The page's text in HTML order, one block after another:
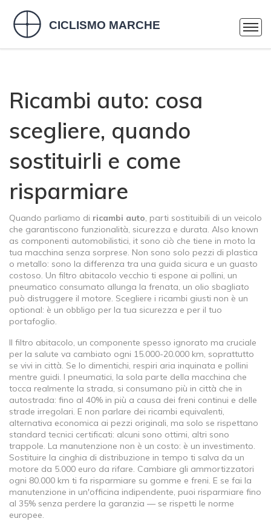
Ricambi auto: cosa
scegliere, quando
sostituirli e come
risparmiare
Quando parliamo di ricambi auto, parti sostituibili di un veicolo
che garantiscono funzionalità, sicurezza e durata. Also known
as componenti automobilistici, it sono ciò che tiene in moto la
tua macchina senza sorprese. Non sono solo pezzi di plastica
o metallo: sono la differenza tra una guida sicura e un guasto
costoso. Un filtro abitacolo vecchio ti espone ai pollini, un
pneumatico consumato allunga la frenata, un olio sbagliato
può distruggere il motore. Scegliere i ricambi giusti non è un
optional: è un obbligo per la tua sicurezza e per il tuo
portafoglio.
Il filtro abitacolo, un componente spesso ignorato ma cruciale
per la salute va cambiato ogni 15.000-20.000 km, soprattutto
se vivi in città. Se lo dimentichi, respiri aria inquinata e pollini
mentre guidi. I pneumatici, la sola parte della macchina che
tocca realmente la strada, si consumano più in città che in
autostrada: fino al 40% in più a causa dei freni continui e delle
strade irregolari. E non parlare dei ricambi equivalenti,
alternativa economica ai pezzi originali, ma solo se rispettano
standard tecnici certificati: alcuni sono ottimi, altri sono
trappole. La manutenzione non è un costo: è un investimento.
Sostituire la cinghia di distribuzione in tempo ti salva da un
motore da 5.000 euro da rifare. Cambiare gli ammortizzatori
ogni 80.000 km ti fa risparmiare su gomme e freni. E se fai la
manutenzione in un'officina indipendente, puoi risparmiare fino
al 35% senza perdere la garanzia — se rispetti le norme
europee.